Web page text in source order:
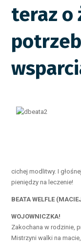
teraz o
cichej modlitwy. I
pieniędzy na leczenie!
BEATA WELFLE
WOJOWNICZKA!
Zakochana w rodzinie,
Mistrzyni walki na